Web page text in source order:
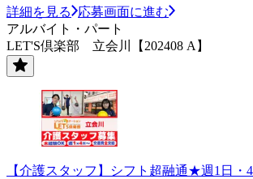
詳細を見る
応募画面に進む
アルバイト・パート
LET'S倶楽部 立会川【202408 A】
【介護スタッフ】シフト超融通★週1日